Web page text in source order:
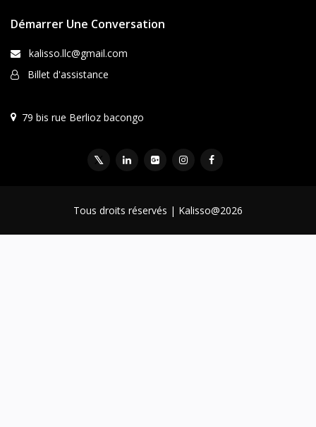
Démarrer Une Conversation
kalisso.llc@gmail.com
Billet d'assistance
79 bis rue Berlioz bacongo
Tous droits réservés | Kalisso@2026